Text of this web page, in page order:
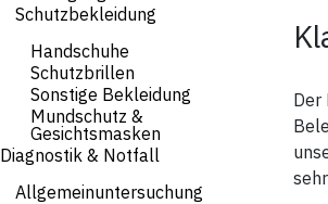
Schutzbekleidung
Handschuhe
Schutzbrillen
Sonstige Bekleidung
Mundschutz &
Gesichtsmasken
Diagnostik & Notfall
Allgemeinuntersuchung
Der